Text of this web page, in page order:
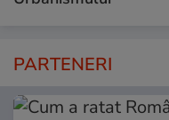
PARTENERI